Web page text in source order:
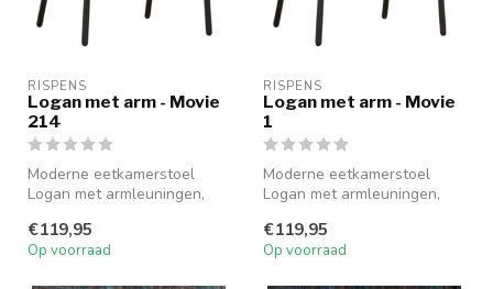
RISPENS
Logan met arm - Movie
214
Moderne eetkamerstoel
Logan met armleuningen,
voorz...
€119,95
Op voorraad
RISPENS
Logan met arm - Movie
1
Moderne eetkamerstoel
Logan met armleuningen,
voorzie...
€119,95
Op voorraad